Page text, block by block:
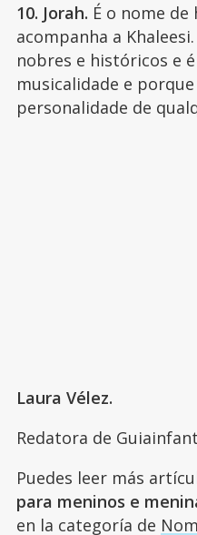
10. Jorah. É o nome
acompanha a
nobres e históricos e
musicalidade e
personalidade de
Laura Vélez.
Redatora de
Puedes leer más
para meninos e
en la categoría de